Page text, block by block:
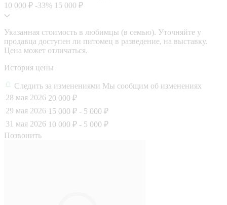
10 000 ₽ -33% 15 000 ₽
Указанная стоимость в любимцы (в семью). Уточняйте у
продавца доступен ли питомец в разведение, на выставку.
Цена может отличаться.
История цены
Следить за изменениями Мы сообщим об изменениях
28 мая 2026 20 000 ₽
29 мая 2026 15 000 ₽ - 5 000 ₽
31 мая 2026 10 000 ₽ - 5 000 ₽
Позвонить